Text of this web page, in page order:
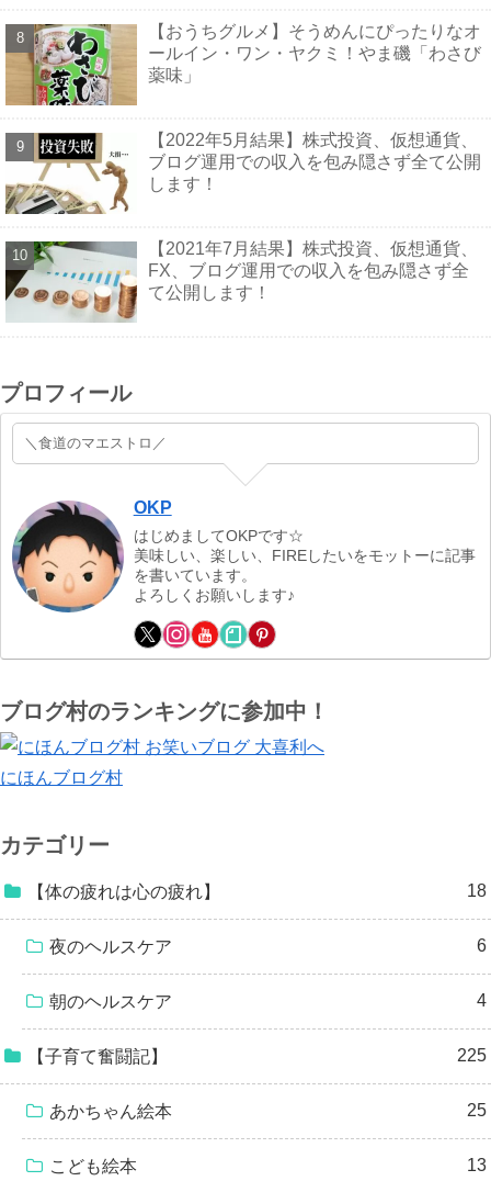
【おうちグルメ】そうめんにぴったりなオ
ールイン・ワン・ヤクミ！やま磯「わさび
薬味」
【2022年5月結果】株式投資、仮想通貨、
ブログ運用での収入を包み隠さず全て公開
します！
【2021年7月結果】株式投資、仮想通貨、
FX、ブログ運用での収入を包み隠さず全
て公開します！
プロフィール
＼食道のマエストロ／
OKP
はじめましてOKPです☆
美味しい、楽しい、FIREしたいをモットーに記事
を書いています。
よろしくお願いします♪
ブログ村のランキングに参加中！
にほんブログ村
カテゴリー
【体の疲れは心の疲れ】 18
夜のヘルスケア 6
朝のヘルスケア 4
【子育て奮闘記】 225
あかちゃん絵本 25
こども絵本 13